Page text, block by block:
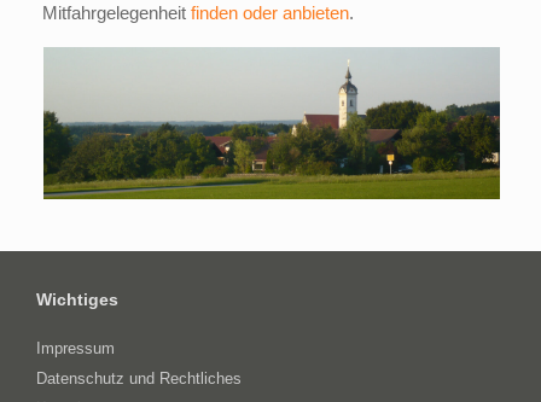
Mitfahrgelegenheit finden oder anbieten.
Wichtiges
Impressum
Datenschutz und Rechtliches